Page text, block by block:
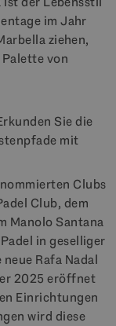
im Jahr
ziehen,
von
Sie die
mit
Clubs
Club, dem
Manolo Santana
in geselliger
Rafa Nadal
2025 eröffnet
Einrichtungen
wird diese